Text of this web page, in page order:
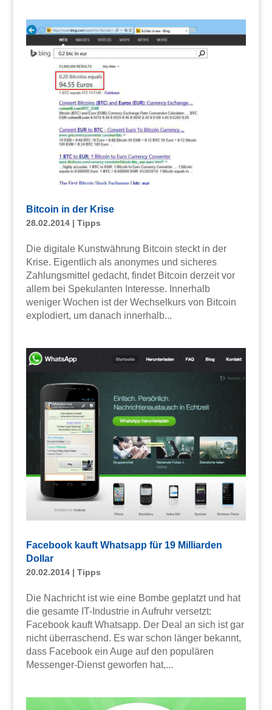
Bitcoin in der Krise
28.02.2014| Tipps
Die digitale Kunstwährung Bitcoin steckt in der
Krise. Eigentlich als anonymes und sicheres
Zahlungsmittel gedacht, findet Bitcoin derzeit vor
allem bei Spekulanten Interesse. Innerhalb
weniger Wochen ist der Wechselkurs von Bitcoin
explodiert, um danach innerhalb...
Facebook kauft Whatsapp für 19 Milliarden
Dollar
20.02.2014| Tipps
Die Nachricht ist wie eine Bombe geplatzt und hat
die gesamte IT-Industrie in Aufruhr versetzt:
Facebook kauft Whatsapp. Der Deal an sich ist gar
nicht überraschend. Es war schon länger bekannt,
dass Facebook ein Auge auf den populären
Messenger-Dienst geworfen hat,...